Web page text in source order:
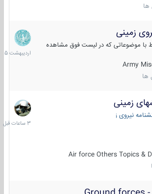
زمینی
موضوعاتی که در لیست فوق مشاهده
Army
27
1405
زمینی
نیروی زمینی
Air force Others Topics &
3
ساعات
قبل